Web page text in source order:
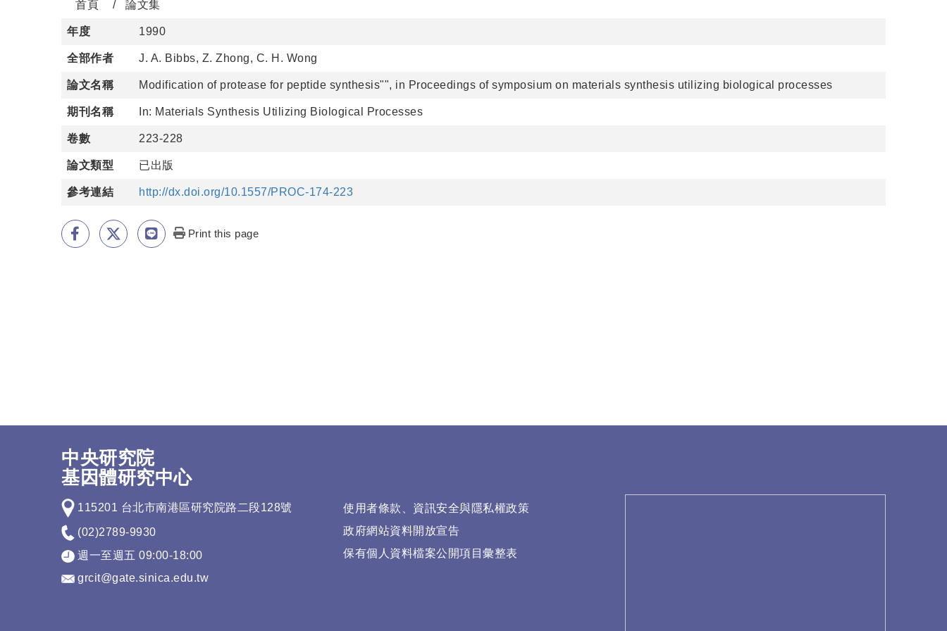
首頁 論文集
年度 1990
全部作者 J. A. Bibbs, Z. Zhong, C. H. Wong
論文名稱 Modification of protease for peptide synthesis"", in Proceedings of symposium on materials synthesis utilizing biological processes
期刊名稱 In: Materials Synthesis Utilizing Biological Processes
卷數 223-228
論文類型 已出版
參考連結 http://dx.doi.org/10.1557/PROC-174-223
Print this page
中央研究院
基因體研究中心
115201 台北市南港區研究院路二段128號
(02)2789-9930
週一至週五 09:00-18:00
grcit@gate.sinica.edu.tw
使用者條款、資訊安全與隱私權政策
政府網站資料開放宣告
保有個人資料檔案公開項目彙整表